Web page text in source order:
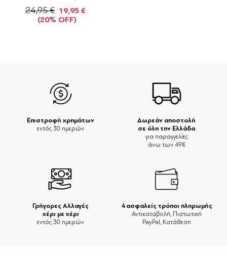
24,95 € 19,95 €
(20% OFF)
Δωρεάν αποστολή
σε όλη την Ελλάδα
για παραγγελίες
άνω των 49€
Επιστροφή χρημάτων
εντός 30 ημερών
Γρήγορες Αλλαγές
χέρι με χέρι
εντός 30 ημερών
4 ασφαλείς τρόποι πληρωμής
Αντικαταβολή, Πιστωτική
PayPal, Κατάθεση